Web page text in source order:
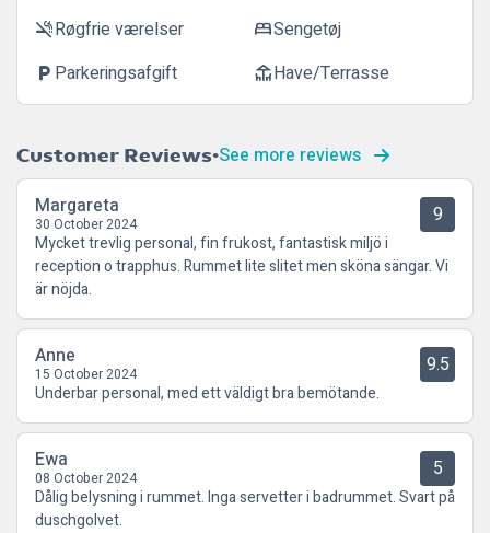
smoke_freeRøgfrie værelser bedSengetøj
local_parking Parkeringsafgift deckHave/Terrasse
Customer Reviews See more reviews
Margareta
30 October 2024 9
Mycket trevlig personal, fin frukost, fantastisk miljö i
reception o trapphus. Rummet lite slitet men sköna sängar. Vi
är nöjda.
Anne
15 October 2024 9.5
Underbar personal, med ett väldigt bra bemötande.
Ewa
08 October 2024 5
Dålig belysning i rummet. Inga servetter i badrummet. Svart på
duschgolvet.